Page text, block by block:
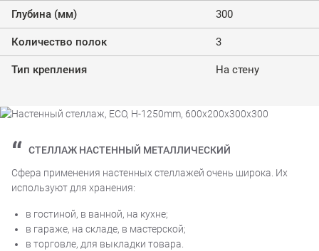
Глубина (мм) 300
Количество полок 3
Тип крепления На стену
СТЕЛЛАЖ НАСТЕННЫЙ МЕТАЛЛИЧЕСКИЙ
Сфера применения настенных стеллажей очень широка. Их
используют для хранения:
в гостиной, в ванной, на кухне;
в гараже, на складе, в мастерской;
в торговле, для выкладки товара.